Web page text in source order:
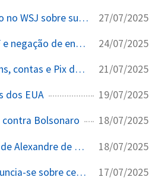
Publicação de artigo no WSJ sobre suspeita de armação 27/07/2025
Depoimento no STF e negação de envolvimento 24/07/2025
Moraes bloqueia bens, contas e Pix de Eduardo Bolsonaro e sua mulher nos EUA por incitar tarifaço de Trump 21/07/2025
dos EUA 19/07/2025
contra Bolsonaro 18/07/2025
EUA revogam visto de Alexandre de Moraes e aliados 18/07/2025
Brasil Paralelo pronuncia-se sobre censura 17/07/2025